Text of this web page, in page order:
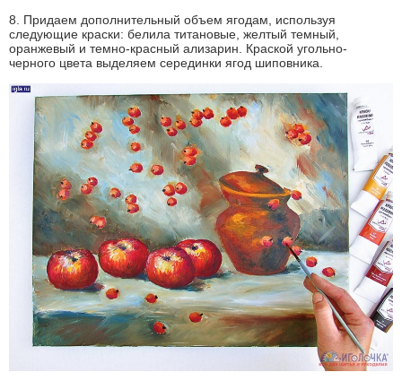
8. Придаем дополнительный объем ягодам, используя
следующие краски: белила титановые, желтый темный,
оранжевый и темно-красный ализарин. Краской угольно-
черного цвета выделяем серединки ягод шиповника.